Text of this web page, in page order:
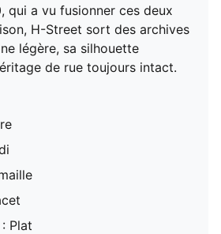
qui a vu fusionner ces deux
H-Street sort des archives
légère, sa silhouette
de rue toujours intact.
Plat